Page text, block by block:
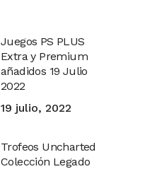
Juegos PS PLUS
Extra y Premium
añadidos 19 Julio
2022
19 julio, 2022
Trofeos Uncharted
Colección Legado